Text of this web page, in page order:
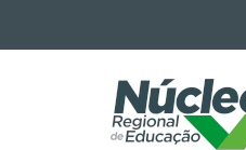
Ir para a navegação
Ir para a busca
NÚCLEO
REGIONAL
DE